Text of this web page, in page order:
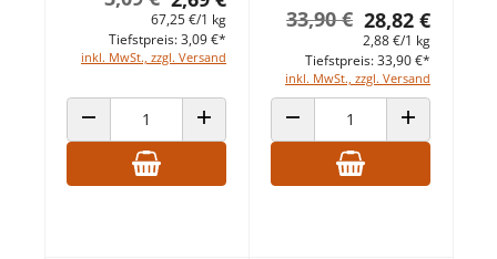
67,25 €/1 kg
inkl. MwSt., zzgl. Versand
Tiefstpreis: 3,09 €*
ANZAHL VERRINGERNANZAHL ERHÖHEN
28,82 €
33,90 €
2,88 €/1 kg
inkl. MwSt., zzgl. Versand
Tiefstpreis: 33,90 €*
ANZAHL VERRINGERNANZAHL